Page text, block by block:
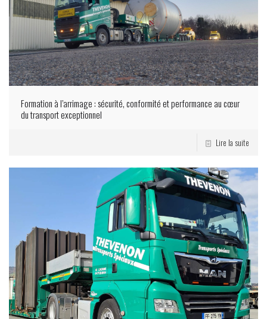
Formation à l’arrimage : sécurité, conformité et performance au cœur
du transport exceptionnel
Lire la suite